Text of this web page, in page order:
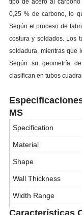
0,25 % de carbono, lo
Según el proceso de
costura y soldados. Los
soldadura, mientras que
Según su geometría
clasifican en tubos
MS
Specification
Material
Shape
Wall Thickness
Width Range
Height Range
Características